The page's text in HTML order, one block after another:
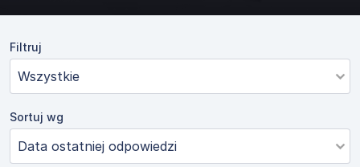
Filtruj
Sortuj wg